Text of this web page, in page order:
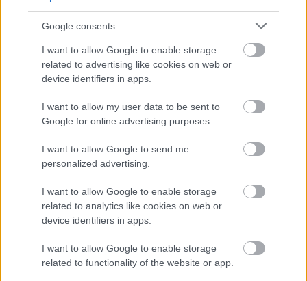
Google consents
I want to allow Google to enable storage
related to advertising like cookies on web or
device identifiers in apps.
I want to allow my user data to be sent to
Google for online advertising purposes.
I want to allow Google to send me
personalized advertising.
I want to allow Google to enable storage
related to analytics like cookies on web or
device identifiers in apps.
I want to allow Google to enable storage
related to functionality of the website or app.
A témához kapcsolódóan és nem titkoltan azzal a
céllal, hogy az adott kifejezésekkel maguk is top10-
es pozíciót nyerjenek, készítettem ezt a két oldalt.
Már el is indultak felfelé a lejtőn... De az ugrás még
weboldal Google 1. helyre juttatása, top10-be
keresőoptimalizálás.kárpátalja.net aldomain
alá készült
keresőoptimalizálással- ez pedig az
ungparty.net alatt fut, érdekessége, hogy a
valaha létezett főoldali blogból mentettem át
annak megszűnte után statikus weboldallá,
majd amikor újra wordpresst raktam a domain
alá, visszacsináltam. jól szerepel a találati listán